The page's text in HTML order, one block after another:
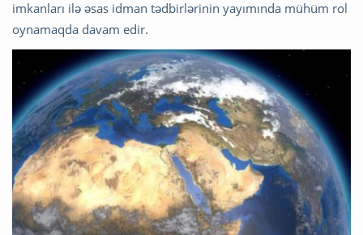
imkanları ilə əsas idman tədbirlərinin yayımında mühüm rol
oynamaqda davam edir.